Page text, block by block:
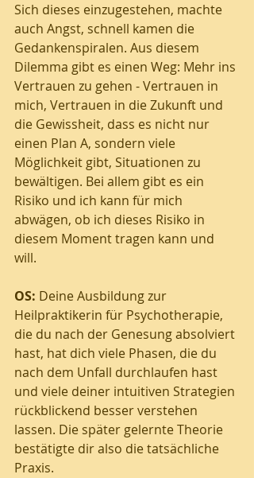
Sich dieses einzugestehen, machte
auch Angst, schnell kamen die
Gedankenspiralen. Aus diesem
Dilemma gibt es einen Weg: Mehr ins
Vertrauen zu gehen - Vertrauen in
mich, Vertrauen in die Zukunft und
die Gewissheit, dass es nicht nur
einen Plan A, sondern viele
Möglichkeit gibt, Situationen zu
bewältigen. Bei allem gibt es ein
Risiko und ich kann für mich
abwägen, ob ich dieses Risiko in
diesem Moment tragen kann und
will.
OS: Deine Ausbildung zur
Heilpraktikerin für Psychotherapie,
die du nach der Genesung absolviert
hast, hat dich viele Phasen, die du
nach dem Unfall durchlaufen hast
und viele deiner intuitiven Strategien
rückblickend besser verstehen
lassen. Die später gelernte Theorie
bestätigte dir also die tatsächliche
Praxis.